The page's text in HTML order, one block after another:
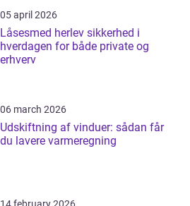
05 april 2026
Låsesmed herlev sikkerhed i
hverdagen for både private og
erhverv
06 march 2026
Udskiftning af vinduer: sådan får
du lavere varmeregning
14 february 2026